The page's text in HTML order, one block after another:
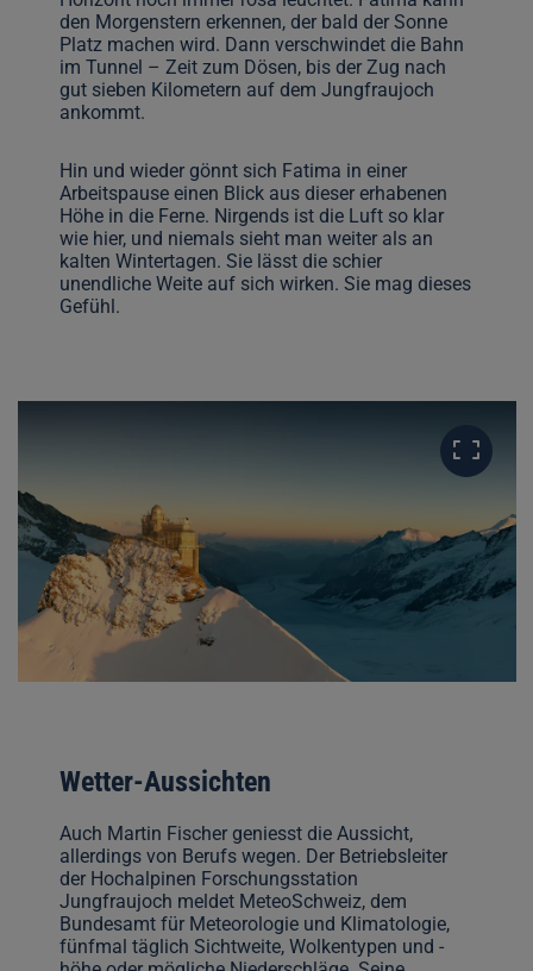
den Morgenstern erkennen, der bald der Sonne
Platz machen wird. Dann verschwindet die Bahn
im Tunnel – Zeit zum Dösen, bis der Zug nach
gut sieben Kilometern auf dem Jungfraujoch
ankommt.
Hin und wieder gönnt sich Fatima in einer
Arbeitspause einen Blick aus dieser erhabenen
Höhe in die Ferne. Nirgends ist die Luft so klar
wie hier, und niemals sieht man weiter als an
kalten Wintertagen. Sie lässt die schier
unendliche Weite auf sich wirken. Sie mag dieses
Gefühl.
Wetter-Aussichten
Auch Martin Fischer geniesst die Aussicht,
allerdings von Berufs wegen. Der Betriebsleiter
der Hochalpinen Forschungsstation
Jungfraujoch meldet MeteoSchweiz, dem
Bundesamt für Meteorologie und Klimatologie,
fünfmal täglich Sichtweite, Wolkentypen und -